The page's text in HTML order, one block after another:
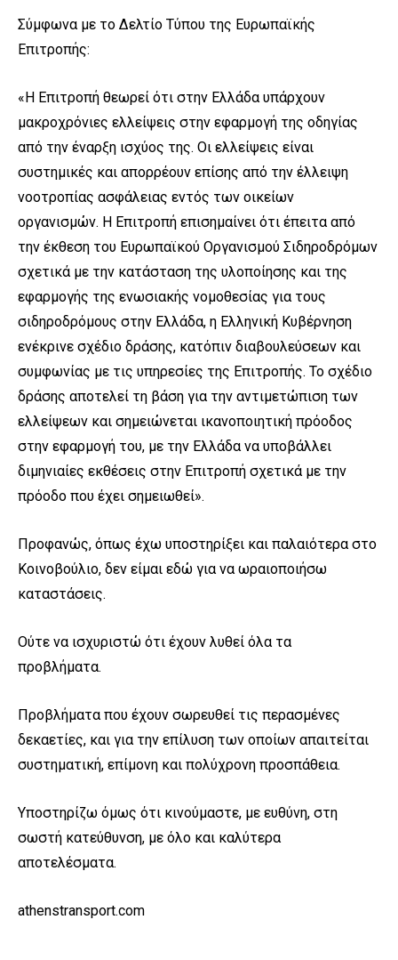
Σύμφωνα με το Δελτίο Τύπου της Ευρωπαϊκής
Επιτροπής:
«Η Επιτροπή θεωρεί ότι στην Ελλάδα υπάρχουν
μακροχρόνιες ελλείψεις στην εφαρμογή της οδηγίας
από την έναρξη ισχύος της. Οι ελλείψεις είναι
συστημικές και απορρέουν επίσης από την έλλειψη
νοοτροπίας ασφάλειας εντός των οικείων
οργανισμών. Η Επιτροπή επισημαίνει ότι έπειτα από
την έκθεση του Ευρωπαϊκού Οργανισμού Σιδηροδρόμων
σχετικά με την κατάσταση της υλοποίησης και της
εφαρμογής της ενωσιακής νομοθεσίας για τους
σιδηροδρόμους στην Ελλάδα, η Ελληνική Κυβέρνηση
ενέκρινε σχέδιο δράσης, κατόπιν διαβουλεύσεων και
συμφωνίας με τις υπηρεσίες της Επιτροπής. Το σχέδιο
δράσης αποτελεί τη βάση για την αντιμετώπιση των
ελλείψεων και σημειώνεται ικανοποιητική πρόοδος
στην εφαρμογή του, με την Ελλάδα να υποβάλλει
διμηνιαίες εκθέσεις στην Επιτροπή σχετικά με την
πρόοδο που έχει σημειωθεί».
Προφανώς, όπως έχω υποστηρίξει και παλαιότερα στο
Κοινοβούλιο, δεν είμαι εδώ για να ωραιοποιήσω
καταστάσεις.
Ούτε να ισχυριστώ ότι έχουν λυθεί όλα τα
προβλήματα.
Προβλήματα που έχουν σωρευθεί τις περασμένες
δεκαετίες, και για την επίλυση των οποίων απαιτείται
συστηματική, επίμονη και πολύχρονη προσπάθεια.
Υποστηρίζω όμως ότι κινούμαστε, με ευθύνη, στη
σωστή κατεύθυνση, με όλο και καλύτερα
αποτελέσματα.
athenstransport.com